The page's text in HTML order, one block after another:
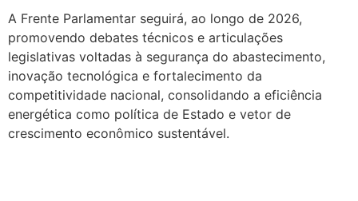
A Frente Parlamentar seguirá, ao longo de 2026,
promovendo debates técnicos e articulações
legislativas voltadas à segurança do abastecimento,
inovação tecnológica e fortalecimento da
competitividade nacional, consolidando a eficiência
energética como política de Estado e vetor de
crescimento econômico sustentável.